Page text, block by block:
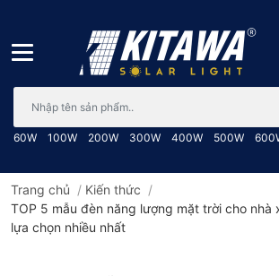
60W 100W 200W 300W 400W 500W
Trang chủ / Kiến thức /
TOP 5 mẫu đèn năng lượng mặt trời cho
lựa chọn nhiều nhất